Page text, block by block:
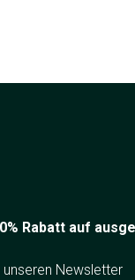
Rabatt auf
unseren Newsletter